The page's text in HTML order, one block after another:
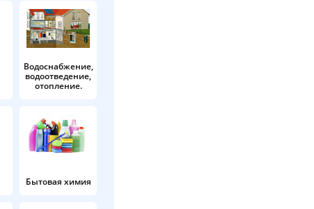
Водоснабжение,
водоотведение,
отопление.
Бытовая химия